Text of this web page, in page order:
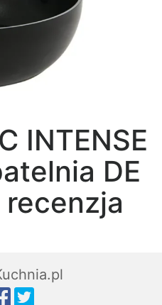
INTENSE
DE
recenzja